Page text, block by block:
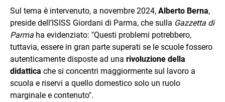
Sul tema è intervenuto, a novembre 2024, Alberto Berna,
preside dell’ISISS Giordani di Parma, che sulla Gazzetta di
Parma ha evidenziato: "Questi problemi potrebbero,
tuttavia, essere in gran parte superati se le scuole fossero
autenticamente disposte ad una rivoluzione della
didattica che si concentri maggiormente sul lavoro a
scuola e riservi a quello domestico solo un ruolo
marginale e contenuto".